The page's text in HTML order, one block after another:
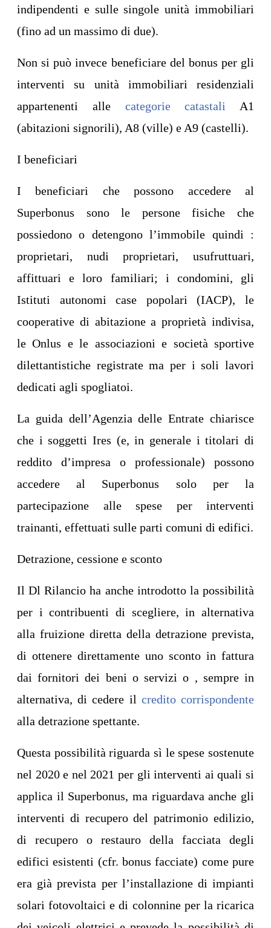
indipendenti e sulle singole unità immobiliari
(fino ad un massimo di due).
Non si può invece beneficiare del bonus per gli
interventi su unità immobiliari residenziali
appartenenti alle categorie catastali A1
(abitazioni signorili), A8 (ville) e A9 (castelli).
I beneficiari
I beneficiari che possono accedere al
Superbonus sono le persone fisiche che
possiedono o detengono l’immobile quindi :
proprietari, nudi proprietari, usufruttuari,
affittuari e loro familiari; i condomini, gli
Istituti autonomi case popolari (IACP), le
cooperative di abitazione a proprietà indivisa,
le Onlus e le associazioni e società sportive
dilettantistiche registrate ma per i soli lavori
dedicati agli spogliatoi.
La guida dell’Agenzia delle Entrate chiarisce
che i soggetti Ires (e, in generale i titolari di
reddito d’impresa o professionale) possono
accedere al Superbonus solo per la
partecipazione alle spese per interventi
trainanti, effettuati sulle parti comuni di edifici.
Detrazione, cessione e sconto
Il Dl Rilancio ha anche introdotto la possibilità
per i contribuenti di scegliere, in alternativa
alla fruizione diretta della detrazione prevista,
di ottenere direttamente uno sconto in fattura
dai fornitori dei beni o servizi o , sempre in
alternativa, di cedere il credito corrispondente
alla detrazione spettante.
Questa possibilità riguarda sì le spese sostenute
nel 2020 e nel 2021 per gli interventi ai quali si
applica il Superbonus, ma riguardava anche gli
interventi di recupero del patrimonio edilizio,
di recupero o restauro della facciata degli
edifici esistenti (cfr. bonus facciate) come pure
era già prevista per l’installazione di impianti
solari fotovoltaici e di colonnine per la ricarica